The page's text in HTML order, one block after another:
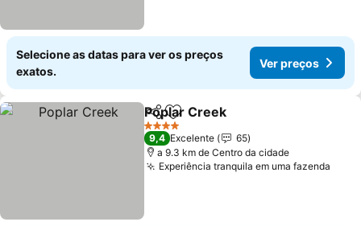
Selecione as datas para ver os preços
exatos.
Ver preços
PartilharAdicionar aos favoritos
Poplar Creek
4 Estrelas
9,4 Excelente
65
a 9.3 km de Centro da cidade
Experiência tranquila em uma fazenda